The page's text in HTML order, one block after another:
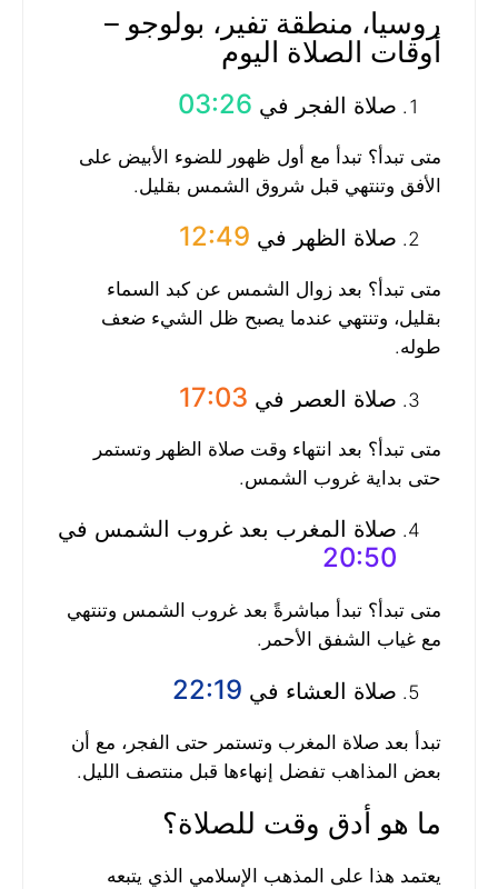
روسيا، منطقة تفير، بولوجو –
أوقات الصلاة اليوم
صلاة الفجر في 03:26
متى تبدأ؟ تبدأ مع أول ظهور للضوء الأبيض على
الأفق وتنتهي قبل شروق الشمس بقليل.
صلاة الظهر في 12:49
متى تبدأ؟ بعد زوال الشمس عن كبد السماء
بقليل، وتنتهي عندما يصبح ظل الشيء ضعف
طوله.
صلاة العصر في 17:03
متى تبدأ؟ بعد انتهاء وقت صلاة الظهر وتستمر
حتى بداية غروب الشمس.
صلاة المغرب بعد غروب الشمس في
20:50
متى تبدأ؟ تبدأ مباشرةً بعد غروب الشمس وتنتهي
مع غياب الشفق الأحمر.
صلاة العشاء في 22:19
تبدأ بعد صلاة المغرب وتستمر حتى الفجر، مع أن
بعض المذاهب تفضل إنهاءها قبل منتصف الليل.
ما هو أدق وقت للصلاة؟
يعتمد هذا على المذهب الإسلامي الذي يتبعه